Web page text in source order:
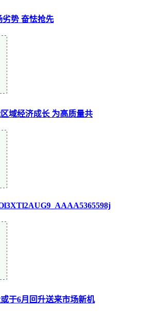
劣势 奋怯抢先
域经济成长 为高质量共
于6月回升送来市场新机